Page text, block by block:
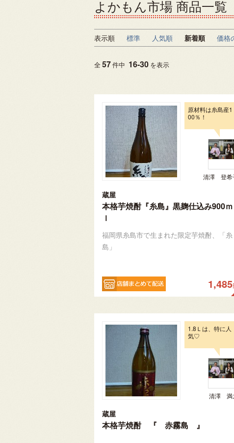
よかもん市場 商品一覧
表示順 標準 人気順 新着順 価格
全57件中 16-30 を表示
原材料は糸島産1
00％！
清澤 登希
蔵屋
本格芋焼酎『糸島』黒麹仕込み900ｍ
ｌ
福岡県糸島市で生まれた限定芋焼酎、「糸
島」
1,485
1.8Ｌは、特に人
気♡
清澤 満
蔵屋
本格芋焼酎 『 赤霧島 』